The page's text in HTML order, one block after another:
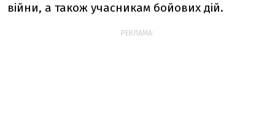
війни, а також учасникам бойових дій.
РЕКЛАМА: